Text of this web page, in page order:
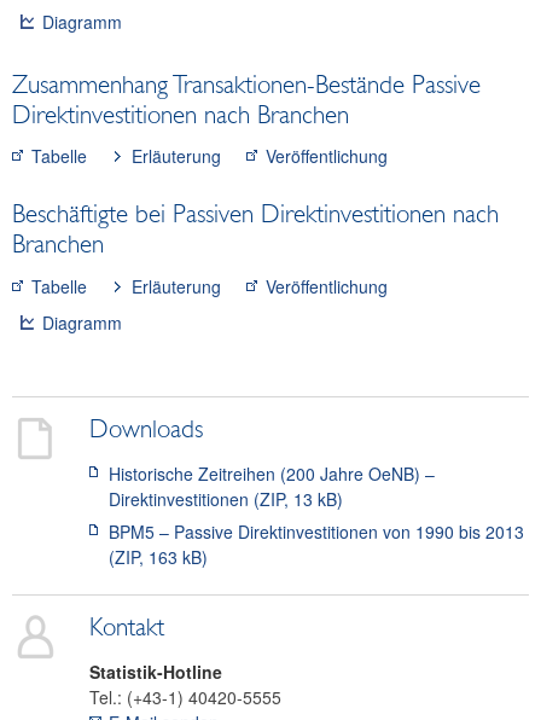
Diagramm
Zusammenhang Transaktionen-Bestände Passive
Direktinvestitionen nach Branchen
Tabelle Erläuterung Veröffentlichung
Beschäftigte bei Passiven Direktinvestitionen nach
Branchen
Tabelle Erläuterung
Veröffentlichung
Diagramm
Downloads
Historische Zeitreihen (200 Jahre OeNB) –
Direktinvestitionen (ZIP, 13 kB)
BPM5 – Passive Direktinvestitionen von 1990 bis 2013
(ZIP, 163 kB)
Kontakt
Statistik-Hotline
Tel.: (+43-1) 40420-5555